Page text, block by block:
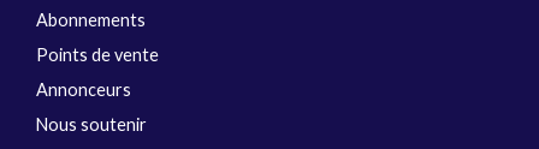
Abonnements
Points de vente
Annonceurs
Nous soutenir